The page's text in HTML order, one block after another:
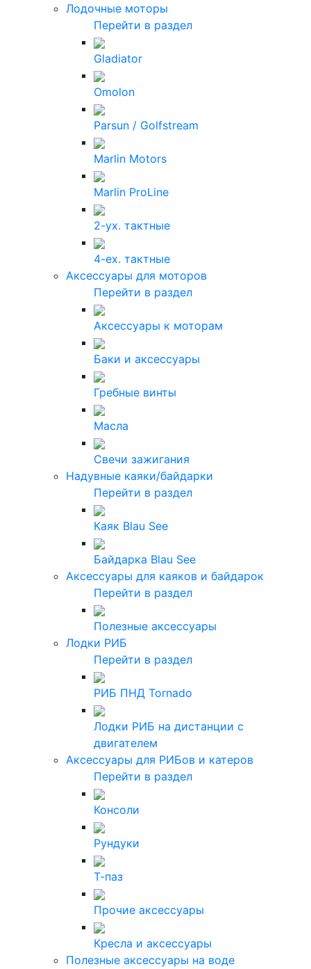
Лодочные моторы
Перейти в раздел
Gladiator
Omolon
Parsun / Golfstream
Marlin Motors
Marlin ProLine
2-ух. тактные
4-ех. тактные
Аксессуары для моторов
Перейти в раздел
Аксессуары к моторам
Баки и аксессуары
Гребные винты
Масла
Свечи зажигания
Надувные каяки/байдарки
Перейти в раздел
Каяк Blau See
Байдарка Blau See
Аксессуары для каяков и байдарок
Перейти в раздел
Полезные аксессуары
Лодки РИБ
Перейти в раздел
РИБ ПНД Tornado
Лодки РИБ на дистанции с
двигателем
Аксессуары для РИБов и катеров
Перейти в раздел
Консоли
Рундуки
Т-паз
Прочие аксессуары
Кресла и аксессуары
Полезные аксессуары на воде